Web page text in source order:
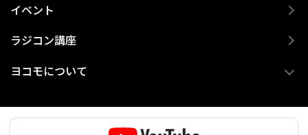
イベント
ラジコン講座
ヨコモについて